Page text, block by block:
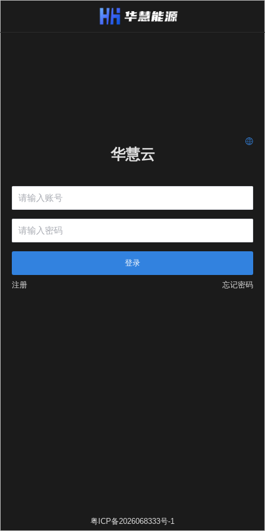
华慧云
登录
注册 忘记密码
粤ICP备2026068333号-1